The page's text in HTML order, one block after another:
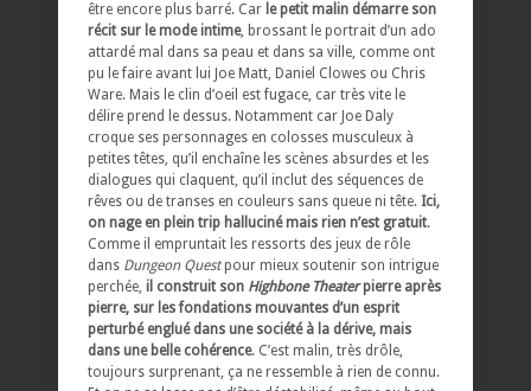
être encore plus barré. Car le petit malin démarre son
récit sur le mode intime, brossant le portrait d’un ado
attardé mal dans sa peau et dans sa ville, comme ont
pu le faire avant lui Joe Matt, Daniel Clowes ou Chris
Ware. Mais le clin d’oeil est fugace, car très vite le
délire prend le dessus. Notamment car Joe Daly
croque ses personnages en colosses musculeux à
petites têtes, qu’il enchaîne les scènes absurdes et les
dialogues qui claquent, qu’il inclut des séquences de
rêves ou de transes en couleurs sans queue ni tête. Ici,
on nage en plein trip halluciné mais rien n’est gratuit.
Comme il empruntait les ressorts des jeux de rôle
dans Dungeon Questpour mieux soutenir son intrigue
perchée, il construit son Highbone Theaterpierre après
pierre, sur les fondations mouvantes d’un esprit
perturbé englué dans une société à la dérive, mais
dans une belle cohérence. C’est malin, très drôle,
toujours surprenant, ça ne ressemble à rien de connu.